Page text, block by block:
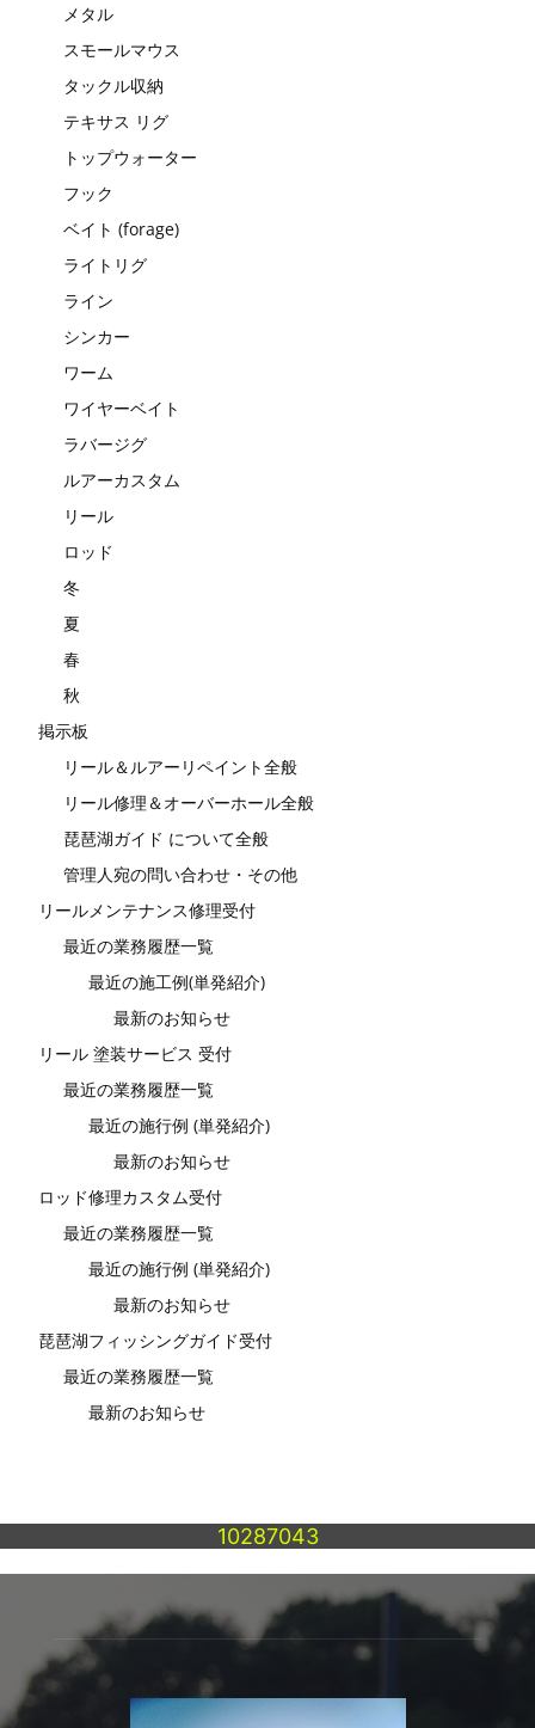
メタル
スモールマウス
タックル収納
テキサス リグ
トップウォーター
フック
ベイト (forage)
ライトリグ
ライン
シンカー
ワーム
ワイヤーベイト
ラバージグ
ルアーカスタム
リール
ロッド
冬
夏
春
秋
掲示板
リール＆ルアーリペイント全般
リール修理＆オーバーホール全般
琵琶湖ガイド について全般
管理人宛の問い合わせ・その他
リールメンテナンス修理受付
最近の業務履歴一覧
最近の施工例(単発紹介)
最新のお知らせ
リール 塗装サービス 受付
最近の業務履歴一覧
最近の施行例 (単発紹介)
最新のお知らせ
ロッド修理カスタム受付
最近の業務履歴一覧
最近の施行例 (単発紹介)
最新のお知らせ
琵琶湖フィッシングガイド受付
最近の業務履歴一覧
最新のお知らせ
10287043